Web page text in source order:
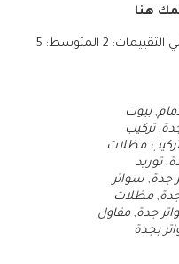
هنا
التقييمات: 2 المتوسط: 5
,بيوت
,تركيب
تركيب مظلات
,توريد
جدة, سواتر
,مظلات
جدة,مقاول
بجدة